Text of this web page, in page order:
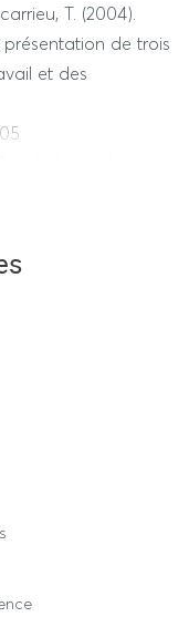
T. (2004).
de trois
et des
(8e éd.).